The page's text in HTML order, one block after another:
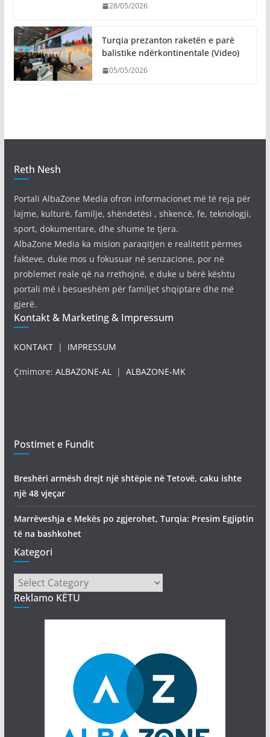
28/05/2026
Turqia prezanton raketën e parë
balistike ndërkontinentale (Video)
05/05/2026
Reth Nesh
Portali AlbaZone Media ofron informacionet më të reja për
lajme, kulturë, familje, shëndetësi , shkencë, fe, teknologji,
sport, dokumentare, dhe shume te tjera.
AlbaZone Media ka mision paraqitjen e realitetit përmes
fakteve, duke mos u fokusuar në senzacione, por në
problemet reale që na rrethojnë, e duke u bërë kështu
portali më i besueshëm për familjet shqiptare dhe më
gjerë.
Kontakt & Marketing & Impressum
KONTAKT| IMPRESSUM
Çmimore: ALBAZONE-AL| ALBAZONE-MK
Postimet e Fundit
Breshëri armësh drejt një shtëpie në Tetovë, caku ishte
një 48 vjeçar
Marrëveshja e Mekës po zgjerohet, Turqia: Presim Egjiptin
të na bashkohet
Kategori
Kategori
Reklamo KËTU